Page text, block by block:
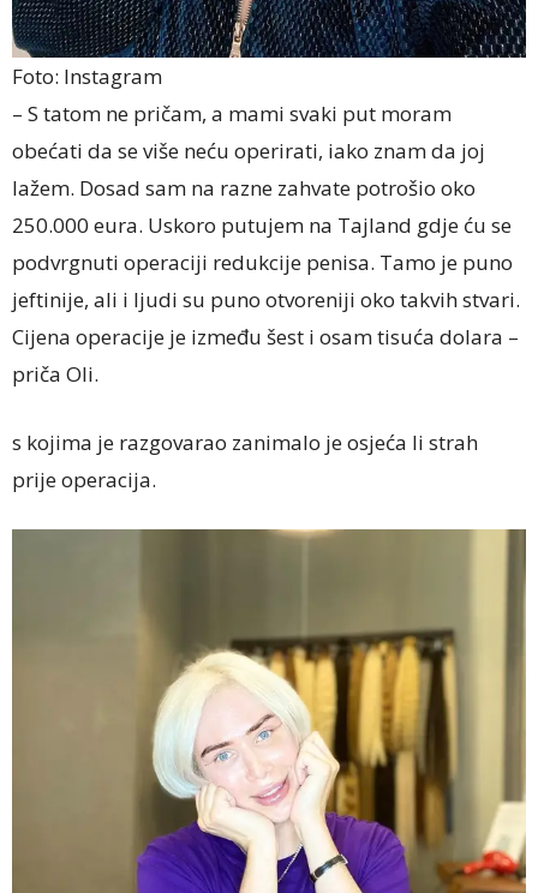
Foto: Instagram
– S tatom ne pričam, a mami svaki put moram
obećati da se više neću operirati, iako znam da joj
lažem. Dosad sam na razne zahvate potrošio oko
250.000 eura. Uskoro putujem na Tajland gdje ću se
podvrgnuti operaciji redukcije penisa. Tamo je puno
jeftinije, ali i ljudi su puno otvoreniji oko takvih stvari.
Cijena operacije je između šest i osam tisuća dolara –
priča Oli.
s kojima je razgovarao zanimalo je osjeća li strah
prije operacija.